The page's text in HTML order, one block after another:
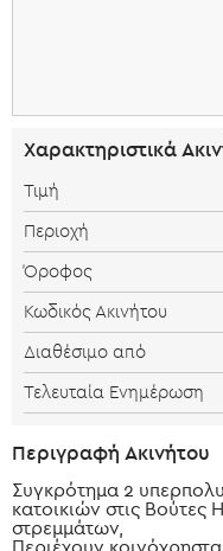
Χαρακτηριστικά
Τιμή
Περιοχή
Όροφος
Κωδικός Ακινήτου
Διαθέσιμο από
Τελευταία Ενημέρωση
Περιγραφή Ακινήτου
Συγκρότημα 2
κατοικιών στις Βούτες
στρεμμάτων,